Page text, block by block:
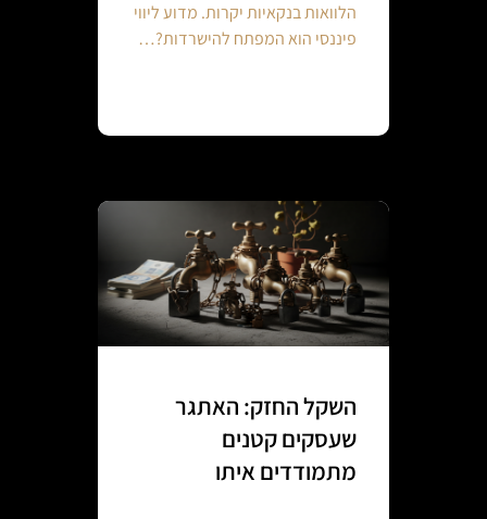
הלוואות בנקאיות יקרות. מדוע ליווי
פיננסי הוא המפתח להישרדות?…
השקל החזק: האתגר
שעסקים קטנים
מתמודדים איתו